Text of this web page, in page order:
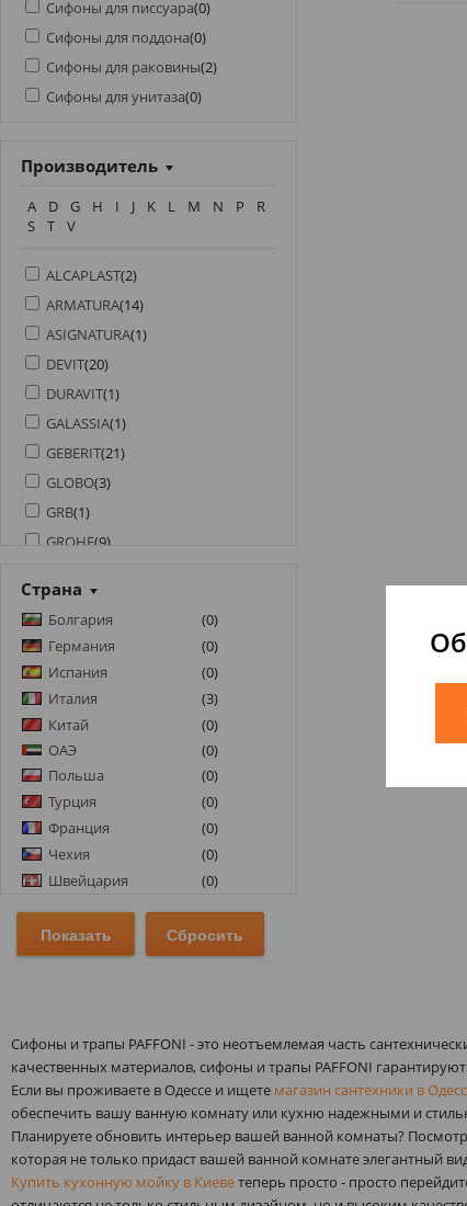
Сифоны для писсуара(0)
Сифоны для поддона(0)
Сифоны для раковины(2)
Сифоны для унитаза(0)
Производитель
A D G H I J K L M N P
R
S
T V
ALCAPLAST(2)
ARMATURA(14)
ASIGNATURA(1)
DEVIT(20)
DURAVIT(1)
GALASSIA(1)
GEBERIT(21)
GLOBO(3)
GRB(1)
GROHE(9)
HUPPE (
INOX STYLE
JACOB DELAFON
JIKA
KLUDI(
KNIEF
LAVEO(37
MCH(60
NETT (5)
RADAWAY
RAK CERAMICS (4)
ROCA(1)
SANIT(14)
SIMAS
SOPRO(8)
STEINBERG(3)
TECE(48
Страна
Болгария (0)
Германия
(0)
Испания
(0)
Италия
(3)
Китай
(0)
ОАЭ
(0)
Польша
(0)
Турция
(0)
Франция
(0)
Чехия
(0)
Швейцария
(0)
Сифоны и трапы PAFFONI - это неотъемлемая часть
качественных материалов, сифоны и трапы PAFFONI
Если вы проживаете в Одессе и ищете магазин сантехники в
обеспечить вашу ванную комнату или кухню надежными и
Планируете обновить интерьер вашей ванной комнаты?
которая не только придаст вашей ванной комнате элегантный
Купить кухонную мойку в Киеветеперь просто - просто